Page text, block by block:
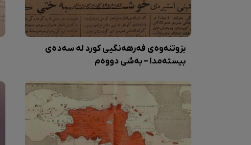
بزوتنەوەی فەرهەنگیی کورد لە سەدەی
بیستەمدا – بەشی دووەم